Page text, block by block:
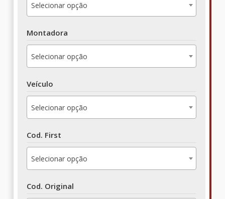
Selecionar opção
Montadora
Selecionar opção
Veículo
Selecionar opção
Cod. First
Selecionar opção
Cod. Original